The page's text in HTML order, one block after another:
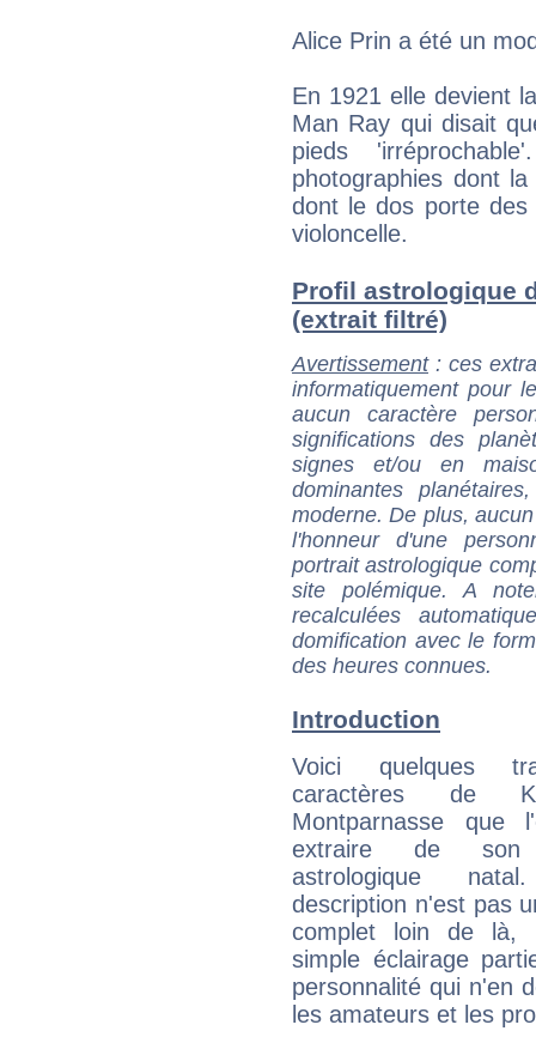
Alice Prin a été un
En 1921 elle devient
Man Ray qui disait
pieds
photographies dont
dont le dos porte des
violoncelle.
Profil astrologique
(extrait filtré)
Avertissement: ces
informatiquement pour
aucun caractère
significations des
signes et/ou en
dominantes
moderne. De plus,
l'honneur d'une
portrait astrologique
site polémique. A
recalculées
domification avec le
des heures connues.
Introduction
Voici quelques
caractères de
Montparnasse que
extraire de son
astrologique
description n'est pas
complet loin de là,
simple éclairage
personnalité qui n'en
les amateurs et les